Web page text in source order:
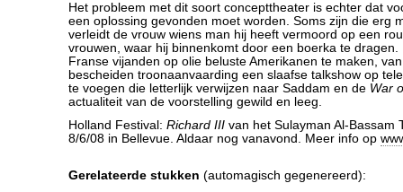
Het probleem met dit soort concepttheater is echter dat
een oplossing gevonden moet worden. Soms zijn die erg
verleidt de vrouw wiens man hij heeft vermoord op een
vrouwen, waar hij binnenkomt door een boerka te
Franse vijanden op olie beluste Amerikanen te maken, van
bescheiden troonaanvaarding een slaafse talkshow op
te voegen die letterlijk verwijzen naar Saddam en de War
actualiteit van de voorstelling gewild en leeg.
Holland Festival: Richard III van het Sulayman Al-Bassam
8/6/08 in Bellevue. Aldaar nog vanavond. Meer info op
Gerelateerde stukken (automagisch gegenereerd):